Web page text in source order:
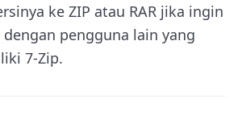
ke ZIP atau RAR jika ingin
pengguna lain yang
7-Zip.